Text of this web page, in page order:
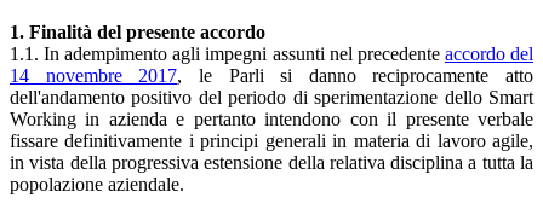
1. Finalità del presente accordo
1.1. In adempimento agli impegni assunti nel precedente accordo del
14 novembre 2017, le Parli si danno reciprocamente atto
dell'andamento positivo del periodo di sperimentazione dello Smart
Working in azienda e pertanto intendono con il presente verbale
fissare definitivamente i principi generali in materia di lavoro agile,
in vista della progressiva estensione della relativa disciplina a tutta la
popolazione aziendale.